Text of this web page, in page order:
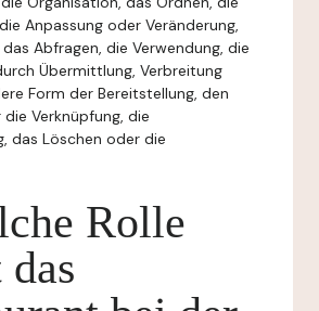
Anpassung oder Veränderung,
Abfragen, die Verwendung, die
Übermittlung, Verbreitung
Form der Bereitstellung, den
Verknüpfung, die
das Löschen oder die
Rolle